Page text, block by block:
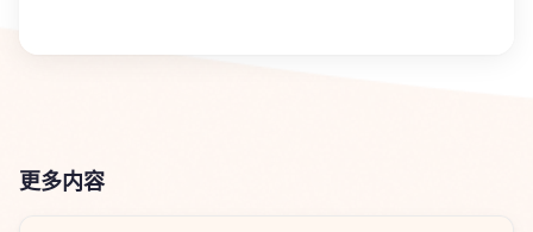
更多内容